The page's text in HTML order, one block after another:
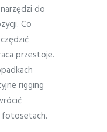
do
Co
przestoje.
rigging
fotosetach.